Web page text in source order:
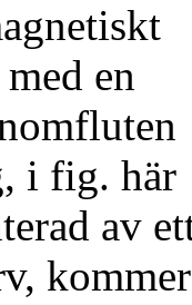
en
i fig. här
av
kommer